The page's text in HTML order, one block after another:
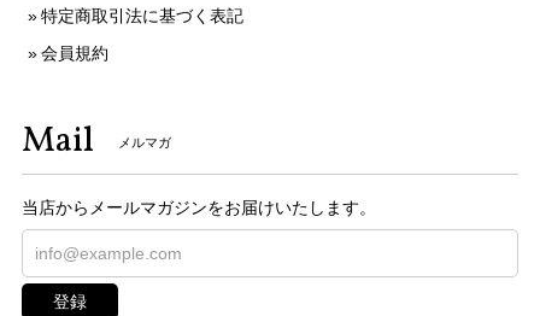
特定商取引法に基づく表記
会員規約
Mail メルマガ
当店からメールマガジンをお届けいたします。
登録